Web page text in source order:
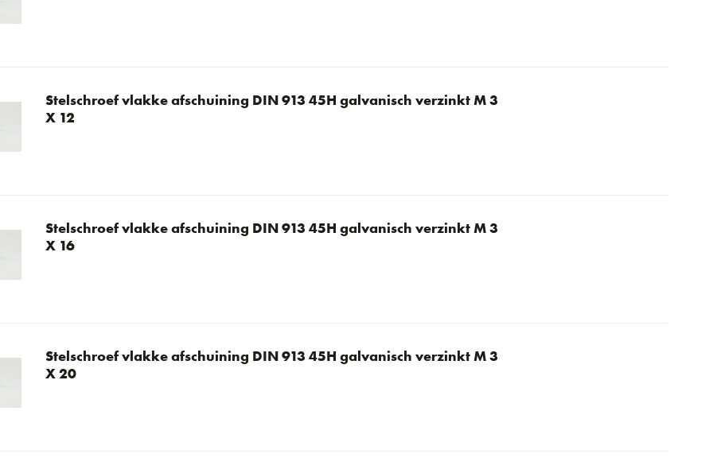
Stelschroef vlakke afschuining DIN 913 45H galvanisch verzinkt M 3
X 12
Stelschroef vlakke afschuining DIN 913 45H galvanisch verzinkt M 3
X 16
Stelschroef vlakke afschuining DIN 913 45H galvanisch verzinkt M 3
X 20